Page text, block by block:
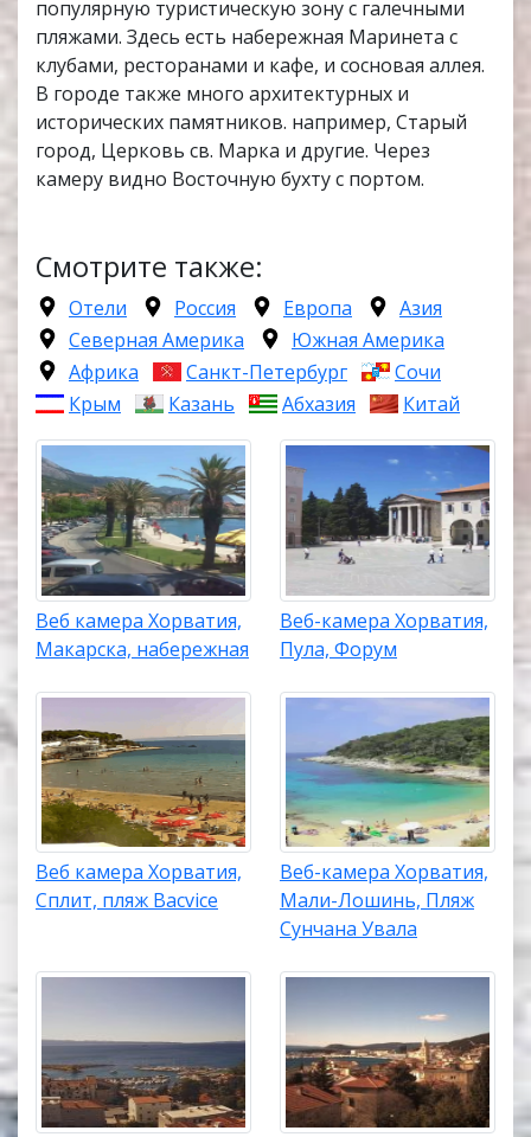
популярную туристическую зону с галечными
пляжами. Здесь есть набережная Маринета с
клубами, ресторанами и кафе, и сосновая аллея.
В городе также много архитектурных и
исторических памятников. например, Старый
город, Церковь св. Марка и другие. Через
камеру видно Восточную бухту с портом.
Смотрите также:
Отели Россия Европа
Азия
Северная Америка
Южная Америка
Африка
Санкт-Петербург
Сочи
Крым
Казань Абхазия Китай
Веб камера Хорватия,
Макарска, набережная
Веб-камера Хорватия,
Пула, Форум
Веб камера Хорватия,
Сплит, пляж Bacvice
Веб-камера Хорватия,
Мали-Лошинь, Пляж
Сунчана Увала